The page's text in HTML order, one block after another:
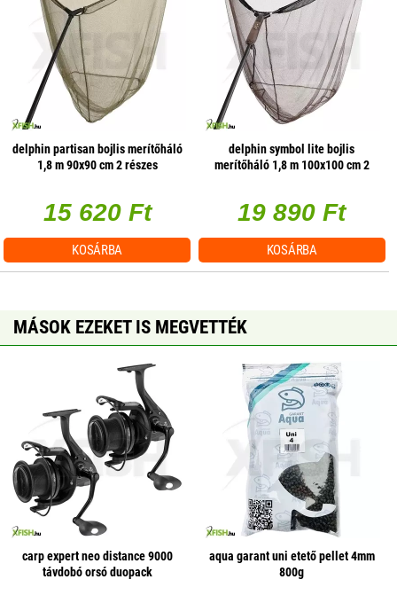
delphin partisan bojlis merítőháló
1,8 m 90x90 cm 2 részes
15 620 Ft
KOSÁRBA
delphin symbol lite bojlis
merítőháló 1,8 m 100x100 cm 2
19 890 Ft
KOSÁRBA
MÁSOK EZEKET IS MEGVETTÉK
carp expert neo distance 9000
távdobó orsó duopack
aqua garant uni etető pellet 4mm
800g